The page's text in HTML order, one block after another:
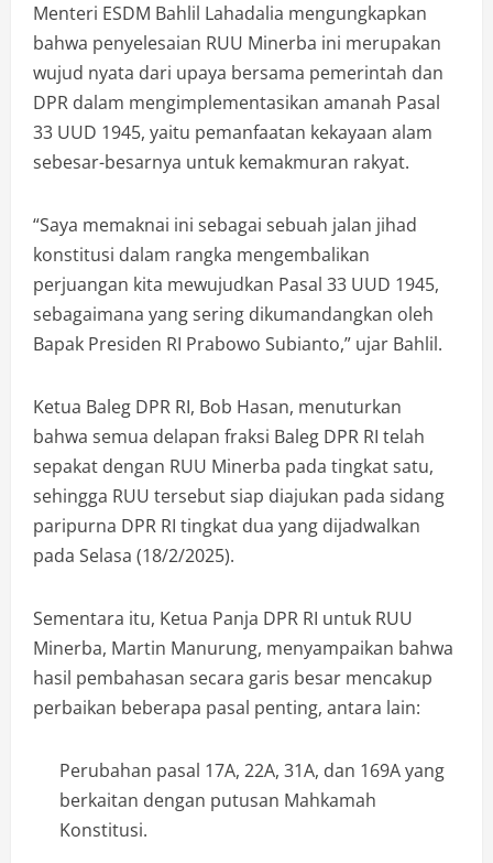
Menteri ESDM Bahlil Lahadalia mengungkapkan
bahwa penyelesaian RUU Minerba ini merupakan
wujud nyata dari upaya bersama pemerintah dan
DPR dalam mengimplementasikan amanah Pasal
33 UUD 1945, yaitu pemanfaatan kekayaan alam
sebesar-besarnya untuk kemakmuran rakyat.
“Saya memaknai ini sebagai sebuah jalan jihad
konstitusi dalam rangka mengembalikan
perjuangan kita mewujudkan Pasal 33 UUD 1945,
sebagaimana yang sering dikumandangkan oleh
Bapak Presiden RI Prabowo Subianto,” ujar Bahlil.
Ketua Baleg DPR RI, Bob Hasan, menuturkan
bahwa semua delapan fraksi Baleg DPR RI telah
sepakat dengan RUU Minerba pada tingkat satu,
sehingga RUU tersebut siap diajukan pada sidang
paripurna DPR RI tingkat dua yang dijadwalkan
pada Selasa (18/2/2025).
Sementara itu, Ketua Panja DPR RI untuk RUU
Minerba, Martin Manurung, menyampaikan bahwa
hasil pembahasan secara garis besar mencakup
perbaikan beberapa pasal penting, antara lain:
Perubahan pasal 17A, 22A, 31A, dan 169A yang
berkaitan dengan putusan Mahkamah
Konstitusi.